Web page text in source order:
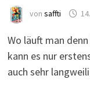
von saffti
Wo läuft man
kann es nur
auch sehr